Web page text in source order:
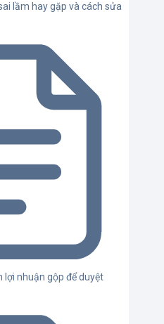
lầm hay gặp và cách sửa
lợi nhuận gộp để duyệt